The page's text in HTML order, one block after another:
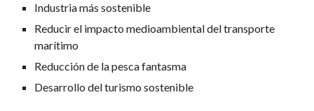
Industria más sostenible
Reducir el impacto medioambiental del transporte
marítimo
Reducción de la pesca fantasma
Desarrollo del turismo sostenible